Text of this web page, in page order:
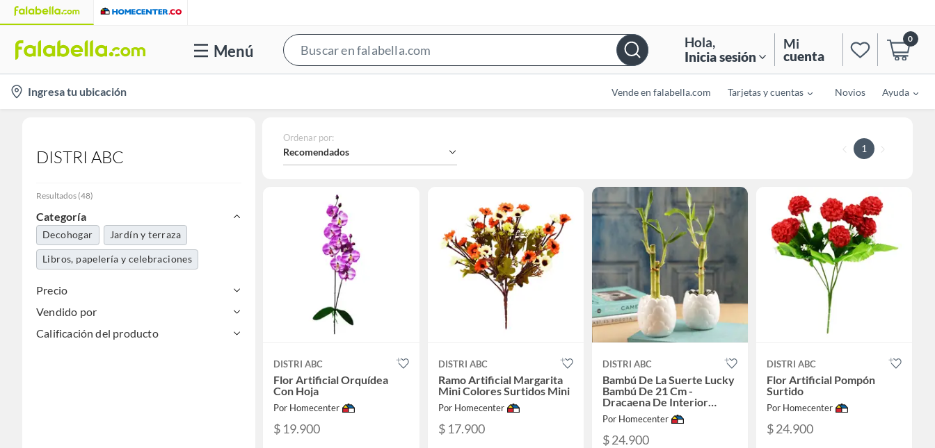
Menú
Bar
Hola,
Inicia sesión
Mi
cuenta
0
location-
icon
Ingresa tu ubicación Vende en falabella.com Tarjetas y cuentas Novios Ayuda
DISTRI ABC
Resultados (48)
Categoría
Decohogar Jardín y terraza
Libros, papelería y celebraciones
Precio
Vendido por
Calificación del producto
Ordenar por:
Recomendados 1
DISTRI ABC
Flor Artificial Orquídea
Con Hoja
Por Homecenter
$ 19.900
DISTRI ABC
Ramo Artificial Margarita
Mini Colores Surtidos Mini
Por Homecenter
$ 17.900
DISTRI ABC
Bambú De La Suerte Lucky
Bambú De 21 Cm -
Dracaena De Interior
Diámetro 8 Cm
Por Homecenter
$ 24.900
DISTRI ABC
Flor Artificial Pompón
Surtido
Por Homecenter
$ 24.900